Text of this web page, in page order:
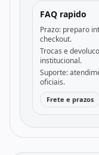
FAQ rapido
Prazo: preparo
checkout.
Trocas e
institucional.
Suporte:
oficiais.
Frete e prazos